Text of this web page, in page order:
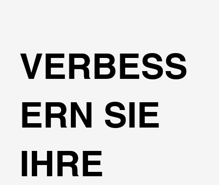
VERBESS
ERN SIE
IHRE